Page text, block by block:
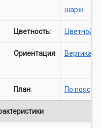
шарж
Цветность: Цветной
Ориентация: Вертикаль
План: По пояс